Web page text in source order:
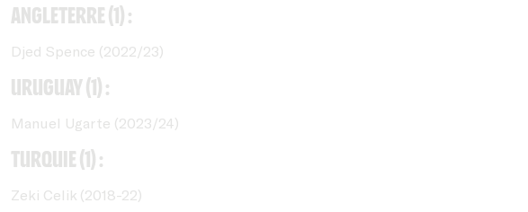
Angleterre (1) :
Djed Spence (2022/23)
Uruguay (1) :
Manuel Ugarte (2023/24)
Turquie (1) :
Zeki Celik (2018-22)